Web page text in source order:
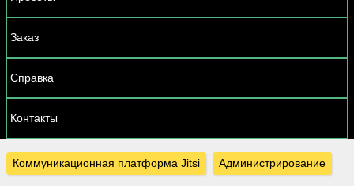
Заказ
Справка
Контакты
Коммуникационная платформа Jitsi Администрирование